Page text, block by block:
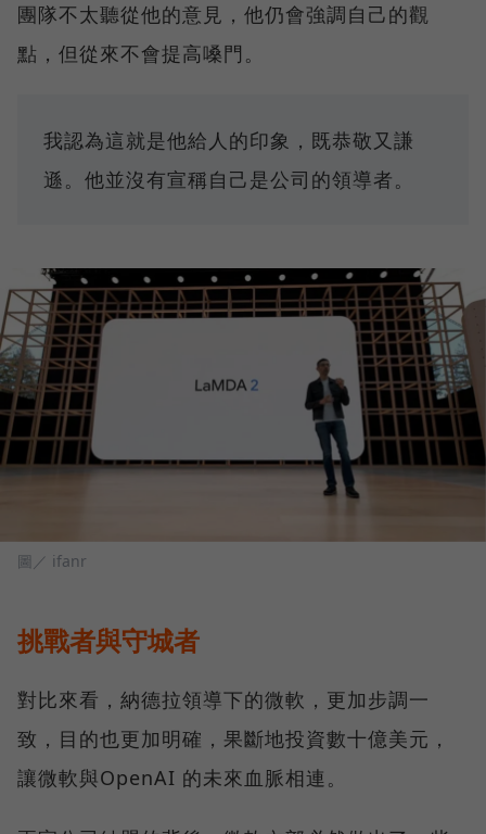
團隊不太聽從他的意見，他仍會強調自己的觀
點，但從來不會提高嗓門。
我認為這就是他給人的印象，既恭敬又謙
遜。他並沒有宣稱自己是公司的領導者。
圖／ ifanr
挑戰者與守城者
對比來看，納德拉領導下的微軟，更加步調一
致，目的也更加明確，果斷地投資數十億美元，
讓微軟與OpenAI 的未來血脈相連。